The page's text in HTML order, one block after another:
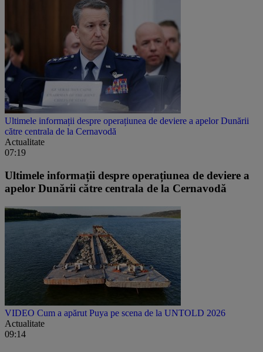
Ultimele informații despre operațiunea de deviere a apelor Dunării
către centrala de la Cernavodă
Actualitate
07:19
Ultimele informații despre operațiunea de deviere a
apelor Dunării către centrala de la Cernavodă
VIDEO Cum a apărut Puya pe scena de la UNTOLD 2026
Actualitate
09:14